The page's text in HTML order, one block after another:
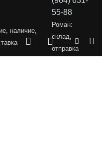
наличие,
55-88
Роман:
склад,
отправка